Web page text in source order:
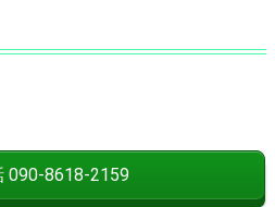
090-8618-2159